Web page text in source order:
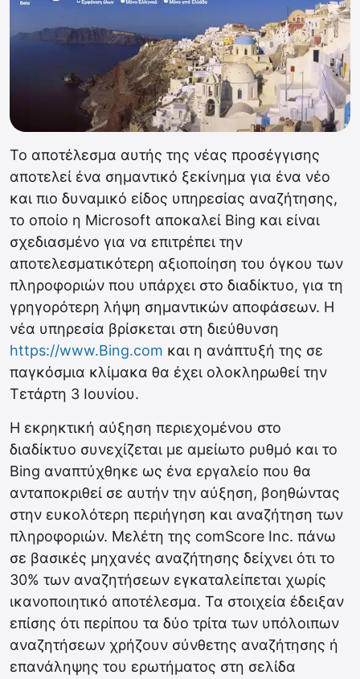
Το αποτέλεσμα αυτής της νέας προσέγγισης
αποτελεί ένα σημαντικό ξεκίνημα για ένα νέο
και πιο δυναμικό είδος υπηρεσίας αναζήτησης,
το οποίο η Microsoft αποκαλεί Bing και είναι
σχεδιασμένο για να επιτρέπει την
αποτελεσματικότερη αξιοποίηση του όγκου των
πληροφοριών που υπάρχει στο διαδίκτυο, για τη
γρηγορότερη λήψη σημαντικών αποφάσεων. Η
νέα υπηρεσία βρίσκεται στη διεύθυνση
https://www.Bing.com και η ανάπτυξή της σε
παγκόσμια κλίμακα θα έχει ολοκληρωθεί την
Τετάρτη 3 Ιουνίου.
Η εκρηκτική αύξηση περιεχομένου στο
διαδίκτυο συνεχίζεται με αμείωτο ρυθμό και το
Bing αναπτύχθηκε ως ένα εργαλείο που θα
ανταποκριθεί σε αυτήν την αύξηση, βοηθώντας
στην ευκολότερη περιήγηση και αναζήτηση των
πληροφοριών. Μελέτη της comScore Inc. πάνω
σε βασικές μηχανές αναζήτησης δείχνει ότι το
30% των αναζητήσεων εγκαταλείπεται χωρίς
ικανοποιητικό αποτέλεσμα. Τα στοιχεία έδειξαν
επίσης ότι περίπου τα δύο τρίτα των υπόλοιπων
αναζητήσεων χρήζουν σύνθετης αναζήτησης ή
επανάληψης του ερωτήματος στη σελίδα